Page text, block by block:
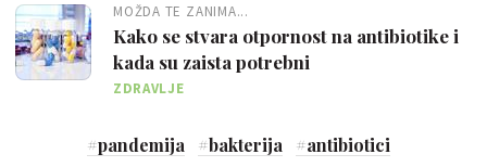
MOŽDA TE ZANIMA...
Kako se stvara otpornost na antibiotike i
kada su zaista potrebni
ZDRAVLJE
#pandemija #bakterija #antibiotici